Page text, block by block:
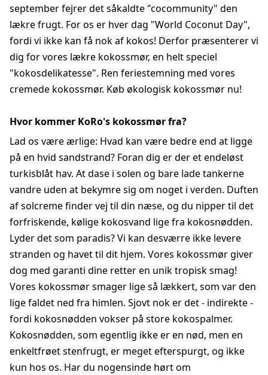
september fejrer det såkaldte "cocommunity" den
lækre frugt. For os er hver dag "World Coconut Day",
fordi vi ikke kan få nok af kokos! Derfor præsenterer vi
dig for vores lækre kokossmør, en helt speciel
"kokosdelikatesse". Ren feriestemning med vores
cremede kokossmør. Køb økologisk kokossmør nu!
Hvor kommer KoRo's kokossmør fra?
Lad os være ærlige: Hvad kan være bedre end at ligge
på en hvid sandstrand? Foran dig er der et endeløst
turkisblåt hav. At dase i solen og bare lade tankerne
vandre uden at bekymre sig om noget i verden. Duften
af solcreme finder vej til din næse, og du nipper til det
forfriskende, kølige kokosvand lige fra kokosnødden.
Lyder det som paradis? Vi kan desværre ikke levere
stranden og havet til dit hjem. Vores kokossmør giver
dog med garanti dine retter en unik tropisk smag!
Vores kokossmør smager lige så lækkert, som var den
lige faldet ned fra himlen. Sjovt nok er det - indirekte -
fordi kokosnødden vokser på store kokospalmer.
Kokosnødden, som egentlig ikke er en nød, men en
enkeltfrøet stenfrugt, er meget efterspurgt, og ikke
kun hos os. Har du nogensinde hørt om